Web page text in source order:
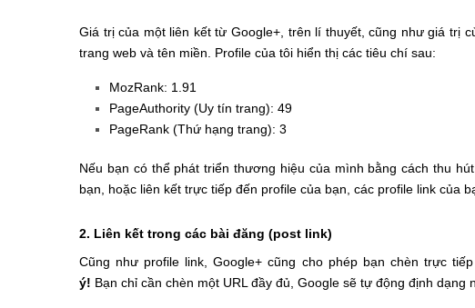
Giá trị của một liên kết từ Google+, trên lí thuyết, cũng như giá trị
trang web và tên miền. Profile của tôi hiển thị các tiêu chí sau:
MozRank: 1.91
PageAuthority (Uy tín trang): 49
PageRank (Thứ hạng trang): 3
Nếu bạn có thể phát triển thương hiệu của mình bằng cách thu
bạn, hoặc liên kết trực tiếp đến profile của bạn, các profile link của
2. Liên kết trong các bài đăng (post link)
Cũng như profile link, Google+ cũng cho phép bạn chèn trực
ý! Bạn chỉ cần chèn một URL đầy đủ, Google sẽ tự động định dạng